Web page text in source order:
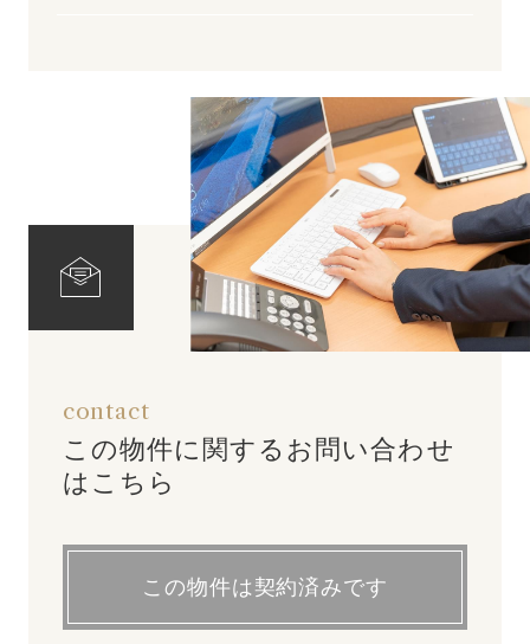
この物件に関するお問い合わせ
はこちら
contact
この物件は契約済みです